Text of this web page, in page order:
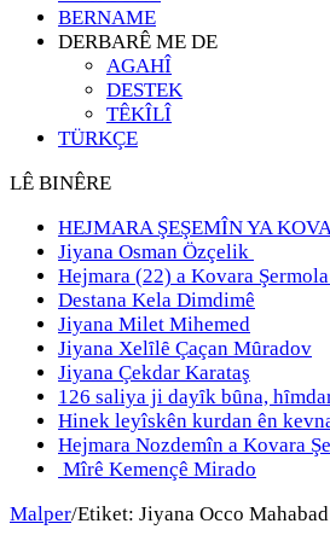
BERNAME
DERBARÊ ME DE
AGAHÎ
DESTEK
TÊKÎLÎ
TÜRKÇE
LÊ BINÊRE
HEJMARA ŞEŞEMÎN YA
Jiyana Osman Özçelik
Hejmara (22) a Kovara
Destana Kela Dimdimê
Jiyana Milet Mihemed
Jiyana Xelȋlȇ Çaçan Mȗradov
Jiyana Çekdar Karataş
126 saliya ji dayȋk bȗna,
Hinek leyîskên kurdan ên
Hejmara Nozdemîn a Kovara
Mîrê Kemençê Mirado
Malper/Etiket: Jiyana Occo Mahabad